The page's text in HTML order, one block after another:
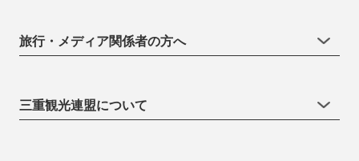
旅行・メディア関係者の方へ
三重観光連盟について